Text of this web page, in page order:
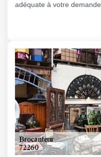
adéquate à votre demande.